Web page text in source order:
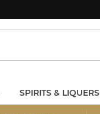
SPIRITS & LIQUERS